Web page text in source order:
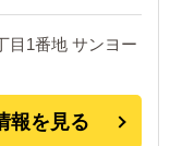
目1番地 サンヨー
報を見る